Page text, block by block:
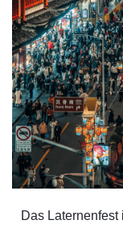
Das Laternenfest